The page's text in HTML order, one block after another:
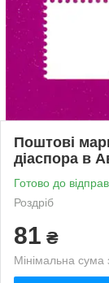
Поштові
діаспора в
Готово до
Роздріб
81 ₴
Мінімальна